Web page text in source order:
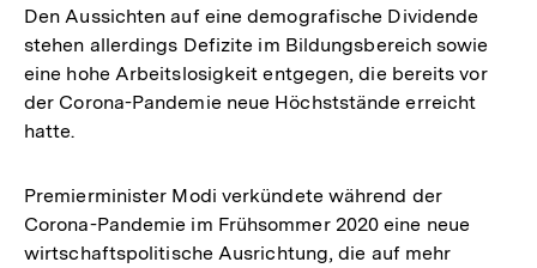
Den Aussichten auf eine demografische Dividende
stehen allerdings Defizite im Bildungsbereich sowie
eine hohe Arbeitslosigkeit entgegen, die bereits vor
der Corona-Pandemie neue Höchststände erreicht
hatte.
Premierminister Modi verkündete während der
Corona-Pandemie im Frühsommer 2020 eine neue
wirtschaftspolitische Ausrichtung, die auf mehr